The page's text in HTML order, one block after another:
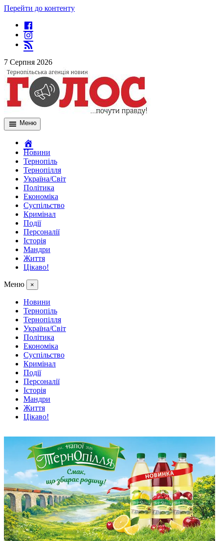
Перейти до контенту
7 Серпня 2026
Меню
Новини
Тернопіль
Тернопілля
Україна/Світ
Політика
Економіка
Суспільство
Кримінал
Події
Персоналії
Історія
Мандри
Життя
Цікаво!
Меню ×
Новини
Тернопіль
Тернопілля
Україна/Світ
Політика
Економіка
Суспільство
Кримінал
Події
Персоналії
Історія
Мандри
Життя
Цікаво!